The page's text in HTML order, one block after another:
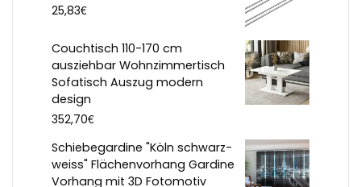
25,83€
Couchtisch 110-170 cm
ausziehbar Wohnzimmertisch
Sofatisch Auszug modern
design
352,70€
Schiebegardine "Köln schwarz-
weiss" Flächenvorhang Gardine
Vorhang mit 3D Fotomotiv